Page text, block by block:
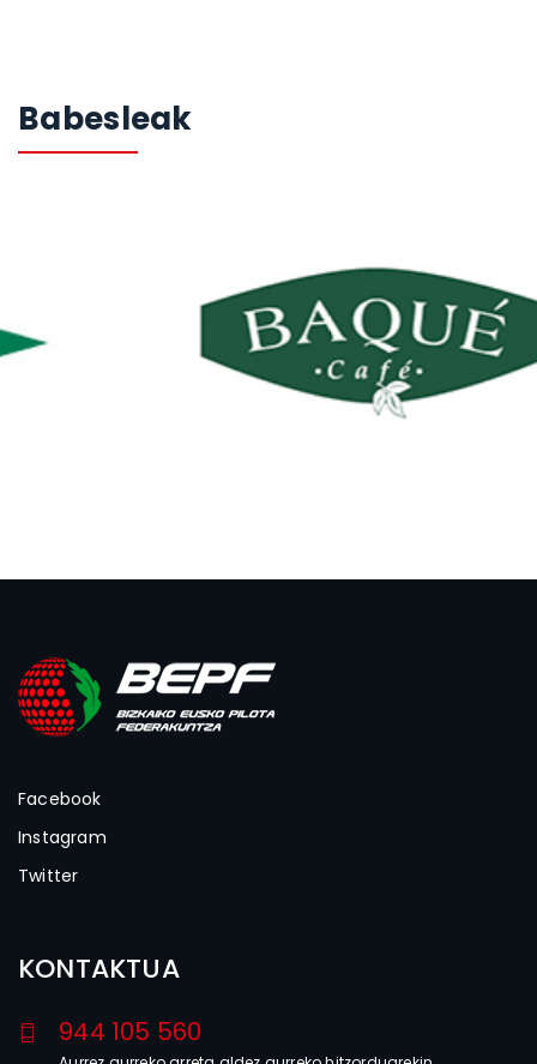
Babesleak
Facebook
Instagram
Twitter
KONTAKTUA
944 105 560